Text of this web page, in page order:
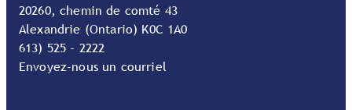
20260, chemin de comté 43
Alexandrie (Ontario) K0C 1A0
613) 525 - 2222
Envoyez-nous un courriel